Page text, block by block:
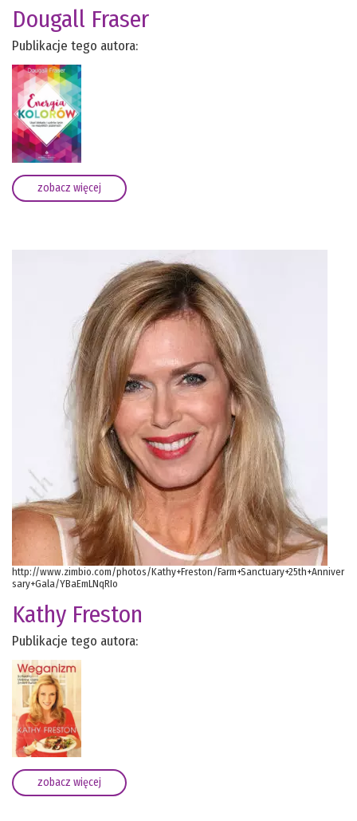
Dougall Fraser
Publikacje tego autora:
zobacz więcej
http://www.zimbio.com/photos/Kathy+Freston/Farm+Sanctuary+25th+Anniver
sary+Gala/YBaEmLNqRIo
Kathy Freston
Publikacje tego autora:
zobacz więcej